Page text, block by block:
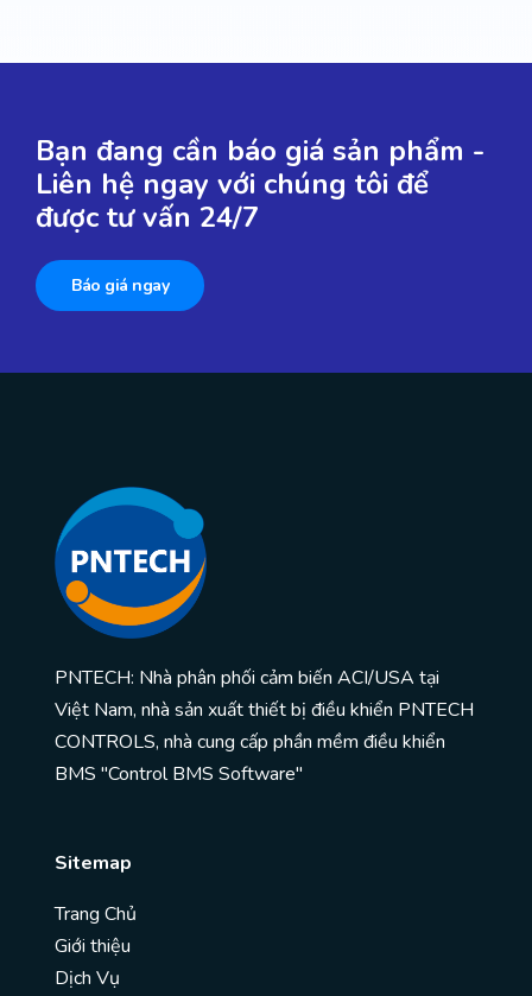
Bạn đang cần báo giá sản phẩm -
Liên hệ ngay với chúng tôi để
được tư vấn 24/7
Báo giá ngay
PNTECH: Nhà phân phối cảm biến ACI/USA tại
Việt Nam, nhà sản xuất thiết bị điều khiển PNTECH
CONTROLS, nhà cung cấp phần mềm điều khiển
BMS "Control BMS Software"
Sitemap
Trang Chủ
Giới thiệu
Dịch Vụ